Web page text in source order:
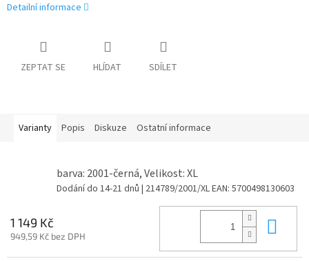
Detailní informace
ZEPTAT SE HLÍDAT SDÍLET
Varianty Popis Diskuze Ostatní informace
barva: 2001-černá, Velikost: XL
Dodání do 14-21 dnů | 214789/2001/XLEAN: 5700498130603
1 149 Kč
949,59 Kč bez DPH